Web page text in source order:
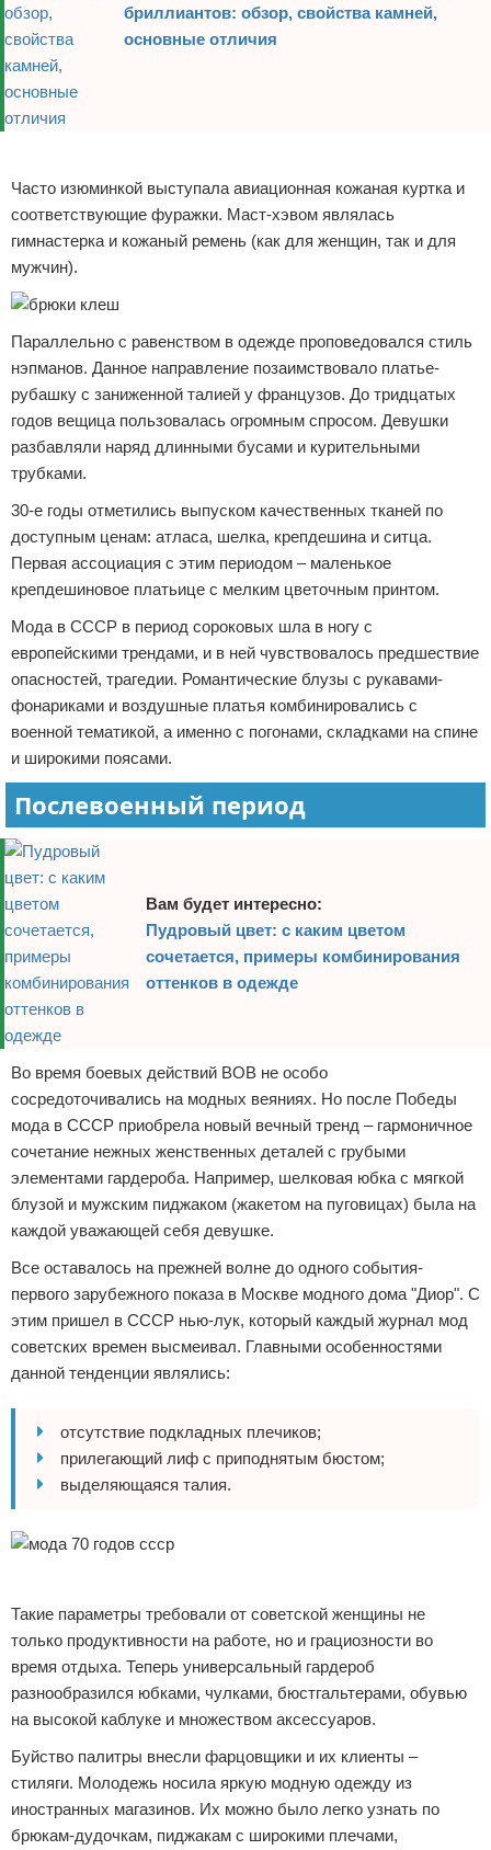
бриллиантов: обзор, свойства камней,
основные отличия
Часто изюминкой выступала авиационная кожаная куртка и
соответствующие фуражки. Маст-хэвом являлась
гимнастерка и кожаный ремень (как для женщин, так и для
мужчин).
Параллельно с равенством в одежде проповедовался стиль
нэпманов. Данное направление позаимствовало платье-
рубашку с заниженной талией у французов. До тридцатых
годов вещица пользовалась огромным спросом. Девушки
разбавляли наряд длинными бусами и курительными
трубками.
30-е годы отметились выпуском качественных тканей по
доступным ценам: атласа, шелка, крепдешина и ситца.
Первая ассоциация с этим периодом – маленькое
крепдешиновое платьице с мелким цветочным принтом.
Мода в СССР в период сороковых шла в ногу с
европейскими трендами, и в ней чувствовалось предшествие
опасностей, трагедии. Романтические блузы с рукавами-
фонариками и воздушные платья комбинировались с
военной тематикой, а именно с погонами, складками на спине
и широкими поясами.
Послевоенный период
Вам будет интересно:
Пудровый цвет: с каким цветом
сочетается, примеры комбинирования
оттенков в одежде
Во время боевых действий ВОВ не особо
сосредоточивались на модных веяниях. Но после Победы
мода в СССР приобрела новый вечный тренд – гармоничное
сочетание нежных женственных деталей с грубыми
элементами гардероба. Например, шелковая юбка с мягкой
блузой и мужским пиджаком (жакетом на пуговицах) была на
каждой уважающей себя девушке.
Все оставалось на прежней волне до одного события-
первого зарубежного показа в Москве модного дома "Диор". С
этим пришел в СССР нью-лук, который каждый журнал мод
советских времен высмеивал. Главными особенностями
данной тенденции являлись:
отсутствие подкладных плечиков;
прилегающий лиф с приподнятым бюстом;
выделяющаяся талия.
Такие параметры требовали от советской женщины не
только продуктивности на работе, но и грациозности во
время отдыха. Теперь универсальный гардероб
разнообразился юбками, чулками, бюстгальтерами, обувью
на высокой каблуке и множеством аксессуаров.
Буйство палитры внесли фарцовщики и их клиенты –
стиляги. Молодежь носила яркую модную одежду из
иностранных магазинов. Их можно было легко узнать по
брюкам-дудочкам, пиджакам с широкими плечами,